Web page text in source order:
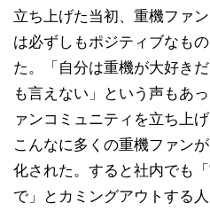
立ち上げた当初、重機ファ
は必ずしもポジティブなも
た。「自分は重機が大好き
も言えない」という声もあ
ァンコミュニティを立ち上
こんなに多くの重機ファン
化された。すると社内でも
で」とカミングアウトする